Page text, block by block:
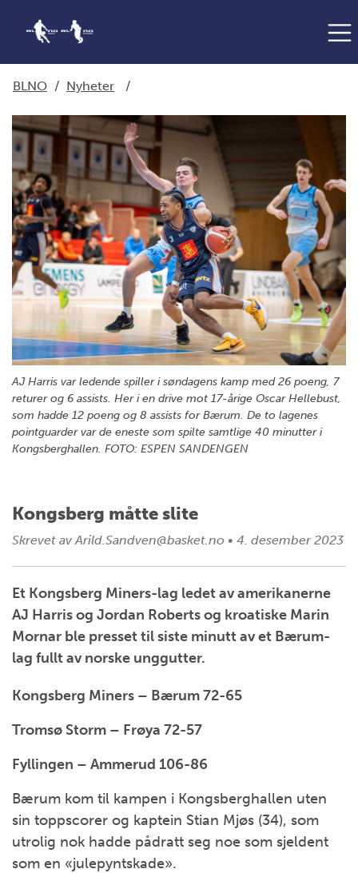
BLNO / Nyheter /
AJ Harris var ledende spiller i søndagens kamp med 26 poeng, 7
returer og 6 assists. Her i en drive mot 17-årige Oscar Hellebust,
som hadde 12 poeng og 8 assists for Bærum. De to lagenes
pointguarder var de eneste som spilte samtlige 40 minutter i
Kongsberghallen. FOTO: ESPEN SANDENGEN
Kongsberg måtte slite
Skrevet av Arild.Sandven@basket.no • 4. desember 2023
Et Kongsberg Miners-lag ledet av amerikanerne
AJ Harris og Jordan Roberts og kroatiske Marin
Mornar ble presset til siste minutt av et Bærum-
lag fullt av norske unggutter.
Kongsberg Miners – Bærum 72-65
Tromsø Storm – Frøya 72-57
Fyllingen – Ammerud 106-86
Bærum kom til kampen i Kongsberghallen uten
sin toppscorer og kaptein Stian Mjøs (34), som
utrolig nok hadde pådratt seg noe som sjeldent
som en «julepyntskade».